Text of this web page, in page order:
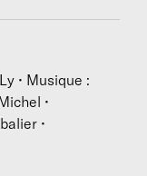
et crée sa
un travail de
ce
plus
• Musique :
•
•